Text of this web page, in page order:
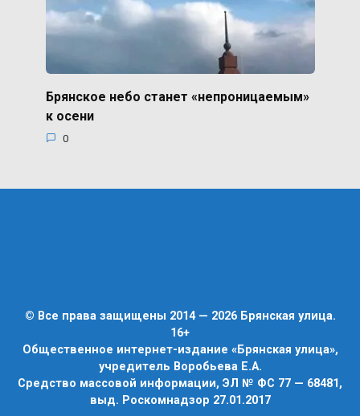
Брянское небо станет «непроницаемым»
к осени
0
© Все права защищены 2014 — 2026 Брянская улица.
16+
Общественное интернет-издание «Брянская улица»,
учредитель Воробьева Е.А.
Средство массовой информации, ЭЛ № ФС 77 — 68481,
выд. Роскомнадзор 27.01.2017